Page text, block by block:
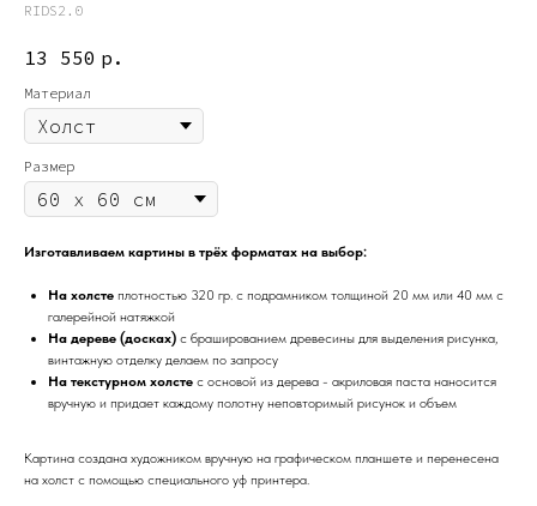
RIDS2.0
13 550 р.
Материал
Размер
Изготавливаем картины в трёх форматах на выбор:
На холсте плотностью 320 гр. с подрамником толщиной 20 мм или 40 мм с
галерейной натяжкой
На дереве (досках) с брашированием древесины для выделения рисунка,
винтажную отделку делаем по запросу
На текстурном холсте с основой из дерева - акриловая паста наносится
вручную и придает каждому полотну неповторимый рисунок и объем
Картина создана художником вручную на графическом планшете и перенесена
на холст с помощью специального уф принтера.